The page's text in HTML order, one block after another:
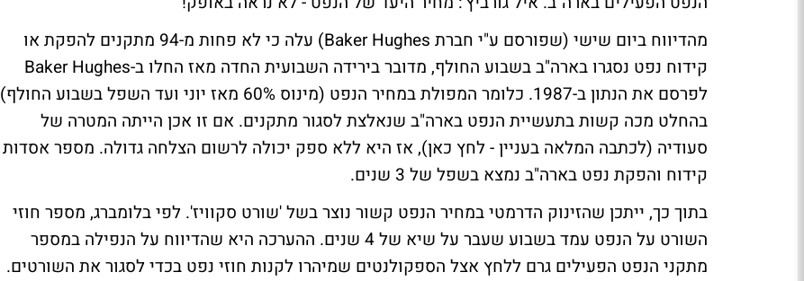
מהדיווח ביום שישי (שפורסם ע"י חברת Baker Hughes) עלה כי לא פחות מ-94 מתקנים להפקת או
קידוח נפט נסגרו בארה"ב בשבוע החולף, מדובר בירידה השבועית החדה מאז החלו ב-Baker Hughes
לפרסם את הנתון ב-1987. כלומר המפולת במחיר הנפט (מינוס 60% מאז יוני ועד השפל בשבוע החולף)
בהחלט מכה קשות בתעשיית הנפט בארה"ב שנאלצת לסגור מתקנים. אם זו אכן הייתה המטרה של
סעודיה (לכתבה המלאה בעניין - לחץ כאן), אז היא ללא ספק יכולה לרשום הצלחה גדולה. מספר אסדות
קידוח והפקת נפט בארה"ב נמצא בשפל של 3 שנים.
בתוך כך, ייתכן שהזינוק הדרמטי במחיר הנפט קשור נוצר בשל 'שורט סקוויז'. לפי בלומברג, מספר חוזי
השורט על הנפט עמד בשבוע שעבר על שיא של 4 שנים. ההערכה היא שהדיווח על הנפילה במספר
מתקני הנפט הפעילים גרם ללחץ אצל הספקולנטים שמיהרו לקנות חוזי נפט בכדי לסגור את השורטים.